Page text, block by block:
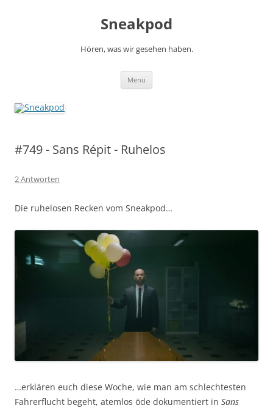
Sneakpod
Hören, was wir gesehen haben.
Menü
#749 - Sans Répit - Ruhelos
2 Antworten
Die ruhelosen Recken vom Sneakpod…
…erklären euch diese Woche, wie man am schlechtesten
Fahrerflucht begeht, atemlos öde dokumentiert in Sans